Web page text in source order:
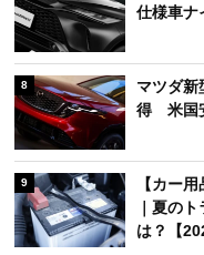
仕様車ナ
8
マツダ新
得 米国
9
【カー
｜夏の
は？【